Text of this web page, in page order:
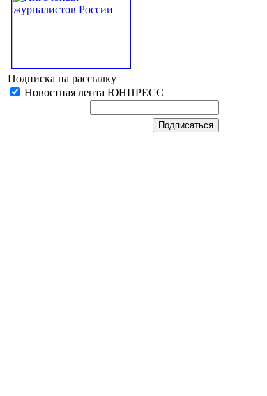
Подписка на рассылку
Новостная лента ЮНПРЕСС